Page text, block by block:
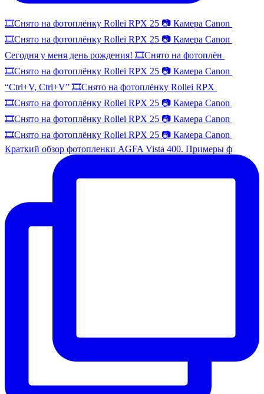
🎞️Снято на фотоплёнку Rollei RPX 25 📷 Камера Canon
🎞️Снято на фотоплёнку Rollei RPX 25 📷 Камера Canon
Сегодня у меня день рождения! 🎞️Снято на фотоплён
🎞️Снято на фотоплёнку Rollei RPX 25 📷 Камера Canon
“Ctrl+V, Ctrl+V” 🎞️Снято на фотоплёнку Rollei RPX
🎞️Снято на фотоплёнку Rollei RPX 25 📷 Камера Canon
🎞️Снято на фотоплёнку Rollei RPX 25 📷 Камера Canon
🎞️Снято на фотоплёнку Rollei RPX 25 📷 Камера Canon
Краткий обзор фотопленки AGFA Vista 400. Примеры ф